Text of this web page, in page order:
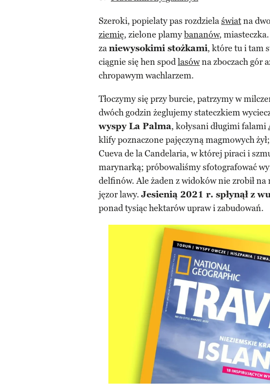
Szeroki, popielaty pas rozdzielaświatna
ziemię, zielone plamybananów,
zaniewysokimi stożkami, które tu i tam
ciągnie się hen spodlasówna zboczach gór
chropawym wachlarzem.
Tłoczymy się przy burcie, patrzymy w
dwóch godzin żeglujemy stateczkiem
wyspy La Palma, kołysani długimi falami
klify poznaczone pajęczyną magmowych
Cueva de la Candelaria, w której piraci i
marynarką; próbowaliśmy sfotografować
delfinów. Ale żaden z widoków nie zrobił na
jęzor lawy. Jesienią 2021 r. spłynął z
ponad tysiąc hektarów upraw i zabudowań.